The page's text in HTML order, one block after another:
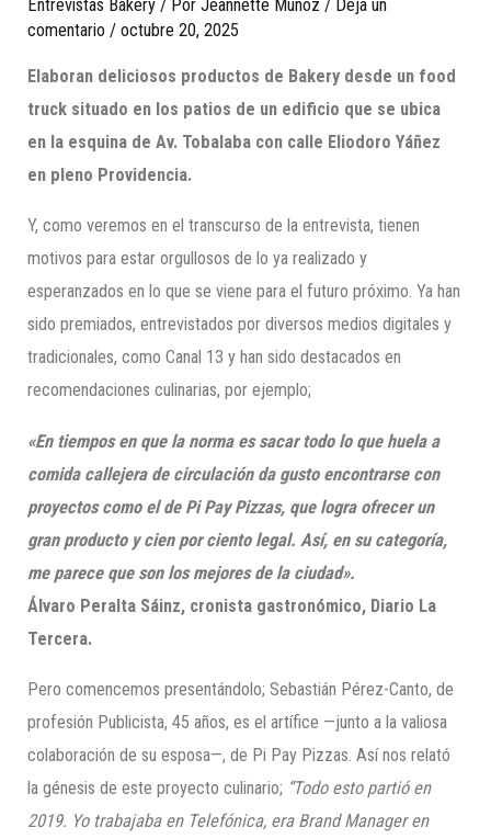
Entrevistas Bakery / PorJeannette Munoz / Deja un
comentario /octubre 20, 2025
Elaboran deliciosos productos de Bakery desde un food
truck situado en los patios de un edificio que se ubica
en la esquina de Av. Tobalaba con calle Eliodoro Yáñez
en pleno Providencia.
Y, como veremos en el transcurso de la entrevista, tienen
motivos para estar orgullosos de lo ya realizado y
esperanzados en lo que se viene para el futuro próximo. Ya han
sido premiados, entrevistados por diversos medios digitales y
tradicionales, como Canal 13 y han sido destacados en
recomendaciones culinarias, por ejemplo;
«En tiempos en que la norma es sacar todo lo que huela a
comida callejera de circulación da gusto encontrarse con
proyectos como el de Pi Pay Pizzas, que logra ofrecer un
gran producto y cien por ciento legal. Así, en su categoría,
me parece que son los mejores de la ciudad».
Álvaro Peralta Sáinz, cronista gastronómico, Diario La
Tercera.
Pero comencemos presentándolo; Sebastián Pérez-Canto, de
profesión Publicista, 45 años, es el artífice —junto a la valiosa
colaboración de su esposa—, de Pi Pay Pizzas. Así nos relató
la génesis de este proyecto culinario; “Todo esto partió en
2019. Yo trabajaba en Telefónica, era Brand Manager en